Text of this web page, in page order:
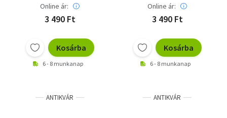
Online ár:
3 490 Ft
Kosárba
6 - 8 munkanap
Online ár:
3 490 Ft
Kosárba
6 - 8 munkanap
ANTIKVÁR ANTIKVÁR